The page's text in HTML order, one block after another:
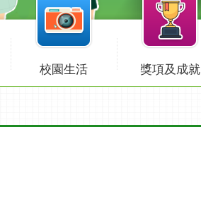
校園生活 獎項及成就